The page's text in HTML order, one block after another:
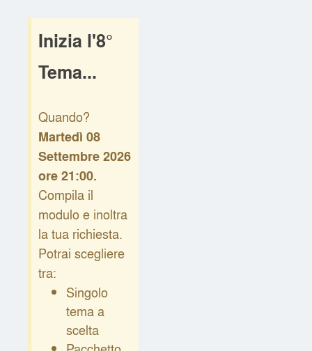
Inizia l'8°
Tema...
Quando?
Martedì 08
Settembre 2026
ore 21:00.
Compila il
modulo e inoltra
la tua richiesta.
Potrai scegliere
tra:
Singolo
tema a
scelta